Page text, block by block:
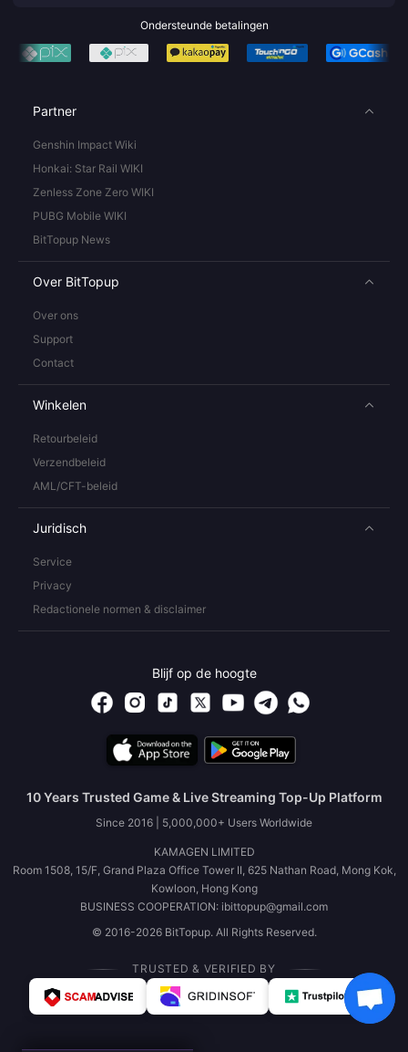
Ondersteunde betalingen
Partner
Genshin Impact Wiki
Honkai: Star Rail WIKI
Zenless Zone Zero WIKI
PUBG Mobile WIKI
BitTopup News
Over BitTopup
Over ons
Support
Contact
Winkelen
Retourbeleid
Verzendbeleid
AML/CFT-beleid
Juridisch
Service
Privacy
Redactionele normen & disclaimer
Blijf op de hoogte
10 Years Trusted Game & Live Streaming Top-Up Platform
Since 2016 | 5,000,000+ Users Worldwide
KAMAGEN LIMITED
Room 1508, 15/F, Grand Plaza Office Tower II, 625 Nathan Road, Mong Kok,
Kowloon, Hong Kong
BUSINESS COOPERATION: ibittopup@gmail.com
© 2016-2026 BitTopup. All Rights Reserved.
TRUSTED & VERIFIED BY